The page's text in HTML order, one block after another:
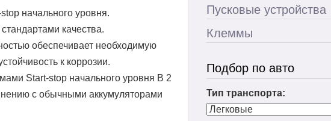
начального уровня.
качества.
обеспечивает необходимую
к коррозии.
Start-stop начального уровня В 2
с обычными аккумуляторами
Пусковые устройства
Клеммы
Подбор по авто
Тип транспорта: